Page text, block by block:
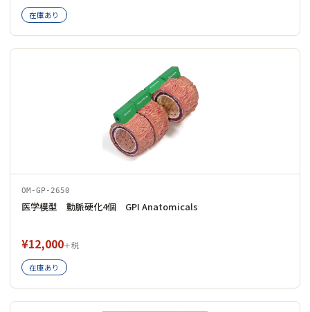
在庫あり
OM-GP-2650
医学模型 動脈硬化4個 GPI Anatomicals
¥12,000＋税
在庫あり